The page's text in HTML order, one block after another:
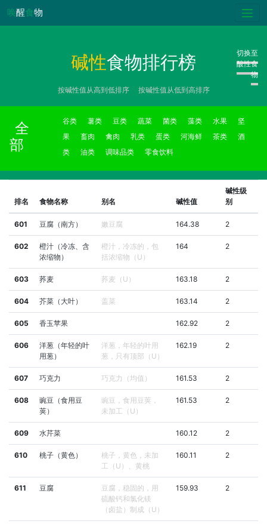
唤醒食物
碱性食物排行榜
切换至
酸性食
物
按碱性值从高到低排序
按碱性值从低到高排序
全
部
谷类 薯类 豆类 蔬菜 菌类 藻类 水果
坚
果
畜肉 禽肉 乳类 蛋类 河海鲜 茶类
酒
类
油类 调味品类 零食饮料
排名 食物名称 别名 碱性值
碱性级
别
601 豆腐（南方） 嫩豆腐 164.38 2
602
橙汁（冷冻、含
浓缩物）
橙汁，冷冻的，包
括浓缩物（U）
164 2
603 荞麦 荞麦（U） 163.18 2
604 芥菜（大叶） 盖菜 163.14 2
605 香玉苹果 162.92 2
606
洋葱（年轻的叶
用葱）
洋葱，年轻的叶用
葱，只有顶部（U）
162.19 2
607 巧克力 巧克力（均值） 161.53 2
608
豌豆（食用豆
荚）
豌豆，食用豆荚，
未加工（U）
161.53 2
609 水芹菜 160.12 2
610 桃子（黄色）
桃子，黄色，未加
工（U）、黄桃
160.11 2
611 豆腐
豆腐，稳固的，用
硫酸钙和氯化镁
（卤盐）制成（U）
159.93 2